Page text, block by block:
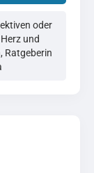
oder
und
Ratgeberin